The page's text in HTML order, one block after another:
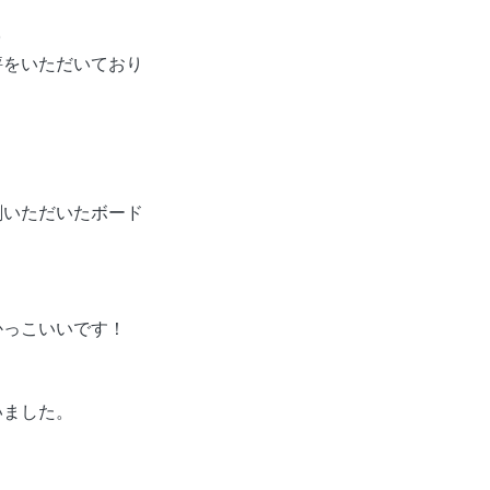
いただいており
ただいたボード
こいいです！
した。